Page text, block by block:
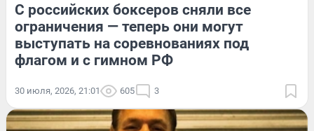
С российских боксеров сняли все
ограничения — теперь они могут
выступать на соревнованиях под
флагом и с гимном РФ
30 июля, 2026, 21:01 605 3